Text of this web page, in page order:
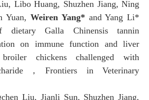
Libo Huang, Shuzhen Jiang, Ning
Yuan, Weiren Yang* and Yang Li*
dietary Galla Chinensis tannin
on immune function and liver
chickens challenged with
， Frontiers in Veterinary
Liu, Jianli Sun, Shuzhen Jiang,